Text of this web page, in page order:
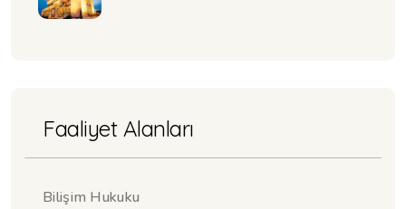
Faaliyet Alanları
Bilişim Hukuku